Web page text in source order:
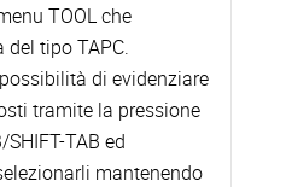
TOOL che
tipo TAPC.
di evidenziare
tramite la pressione
TAB ed
mantenendo